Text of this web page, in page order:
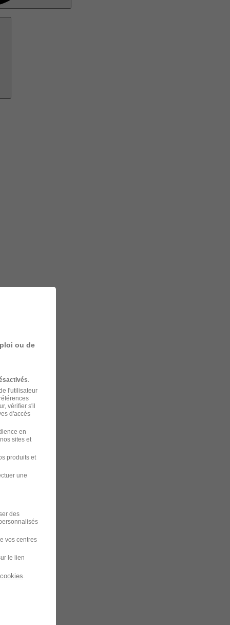
ou de
l'utilisateur
vérifier s'il
d'accès
en
sites et
produits et
une
des
vos centres
le lien